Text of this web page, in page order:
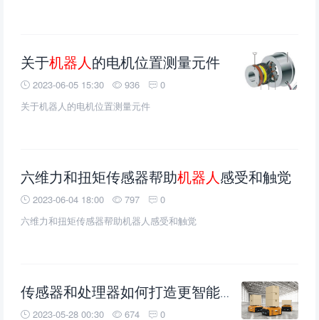
关于机器人的电机位置测量元件
2023-06-05 15:30 936
0
关于机器人的电机位置测量元件
六维力和扭矩传感器帮助机器人感受和触觉
2023-06-04 18:00 797
0
六维力和扭矩传感器帮助机器人感受和触觉
传感器和处理器如何打造更智能、更自主的 机
2023-05-28 00:30 674
0